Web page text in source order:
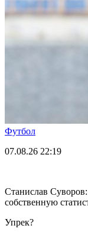
Футбол
07.08.26 22:19
Станислав
собственную
Упрек?